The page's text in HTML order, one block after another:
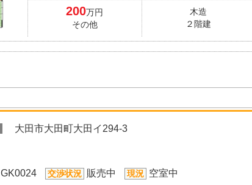
200万円
その他
木造
２階建
大田市大田町大田イ294-3
GK0024 交渉状況 販売中 現況 空室中